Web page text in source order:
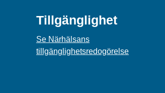
Tillgänglighet
Se Närhälsans
tillgänglighetsredogörelse